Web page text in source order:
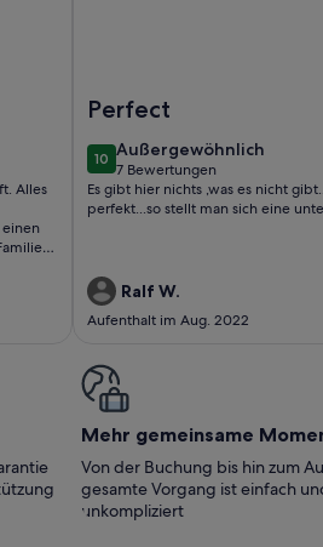
Alles
Perfect
1010 von 10
Außergewöhnlich
außergewöhnlich
7 Bewertungen
(7
bewertungen)
Es gibt hier nichts ,was es nicht
perfekt...so stellt man sich eine
Ralf W.
Aufenthalt im Aug. 2022
Mehr gemeinsame
Von der Buchung bis hin zum
gesamte Vorgang ist einfach
unkompliziert